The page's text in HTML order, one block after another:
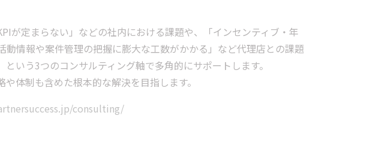
が定まらない」などの社内における課題や、「インセンティブ・年
情報や案件管理の把握に膨大な工数がかかる」など代理店との課題
う3つのコンサルティング軸で多角的にサポートします。
体制も含めた根本的な解決を目指します。
consulting/